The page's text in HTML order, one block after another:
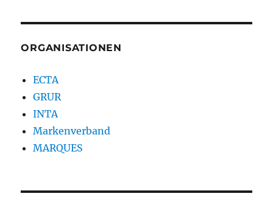
ORGANISATIONEN
ECTA
GRUR
INTA
Markenverband
MARQUES